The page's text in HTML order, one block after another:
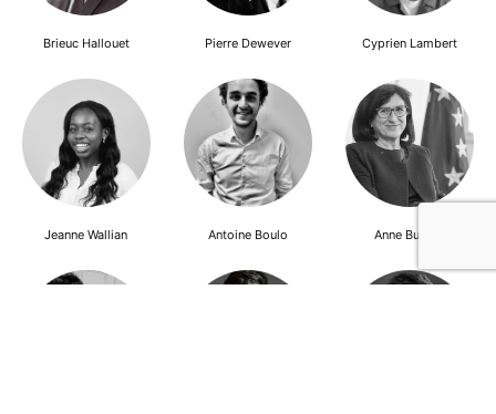
Brieuc Hallouet Pierre Dewever Cyprien Lambert
Jeanne Wallian Antoine Boulo Anne Bucher